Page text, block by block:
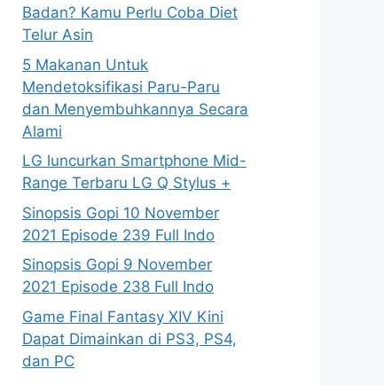
Badan? Kamu Perlu Coba Diet
Telur Asin
5 Makanan Untuk
Mendetoksifikasi Paru-Paru
dan Menyembuhkannya Secara
Alami
LG luncurkan Smartphone Mid-
Range Terbaru LG Q Stylus +
Sinopsis Gopi 10 November
2021 Episode 239 Full Indo
Sinopsis Gopi 9 November
2021 Episode 238 Full Indo
Game Final Fantasy XIV Kini
Dapat Dimainkan di PS3, PS4,
dan PC